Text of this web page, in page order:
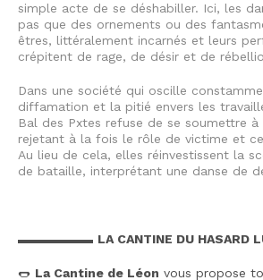
simple acte de se déshabiller. Ici, les
pas que des ornements ou des
êtres, littéralement incarnés et leurs
crépitent de rage, de désir et de
Dans une société qui oscille
diffamation et la pitié envers les
Bal des Pxtes refuse de se soumettre à
rejetant à la fois le rôle de victime et
Au lieu de cela, elles réinvestissent la
de bataille, interprétant une danse de
▬▬▬▬▬▬ LA CANTINE DU HASARD
🌭 La Cantine de Léon vous propose